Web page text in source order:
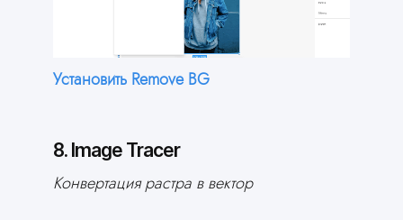
Установить Remove BG
8. Image Tracer
Конвертация растра в вектор